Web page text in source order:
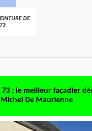
DE
73 : le meilleur façadier
De Maurienne